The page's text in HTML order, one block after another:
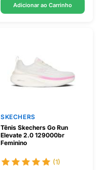
Adicionar ao Carrinho
SKECHERS
Tênis Skechers Go Run
Elevate 2.0 129000br
Feminino
(1)